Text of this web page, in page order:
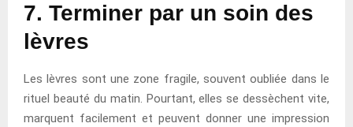
7. Terminer par un soin des
lèvres
Les lèvres sont une zone fragile, souvent oubliée dans le
rituel beauté du matin. Pourtant, elles se dessèchent vite,
marquent facilement et peuvent donner une impression